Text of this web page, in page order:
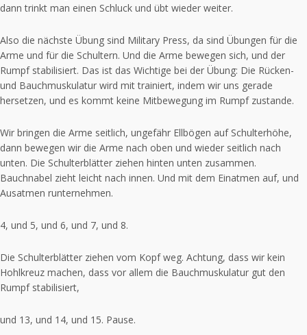
dann trinkt man einen Schluck und übt wieder weiter.
Also die nächste Übung sind Military Press, da sind Übungen für die
Arme und für die Schultern. Und die Arme bewegen sich, und der
Rumpf stabilisiert. Das ist das Wichtige bei der Übung: Die Rücken-
und Bauchmuskulatur wird mit trainiert, indem wir uns gerade
hersetzen, und es kommt keine Mitbewegung im Rumpf zustande.
Wir bringen die Arme seitlich, ungefähr Ellbögen auf Schulterhöhe,
dann bewegen wir die Arme nach oben und wieder seitlich nach
unten. Die Schulterblätter ziehen hinten unten zusammen.
Bauchnabel zieht leicht nach innen. Und mit dem Einatmen auf, und
Ausatmen runternehmen.
4, und 5, und 6, und 7, und 8.
Die Schulterblätter ziehen vom Kopf weg. Achtung, dass wir kein
Hohlkreuz machen, dass vor allem die Bauchmuskulatur gut den
Rumpf stabilisiert,
und 13, und 14, und 15. Pause.